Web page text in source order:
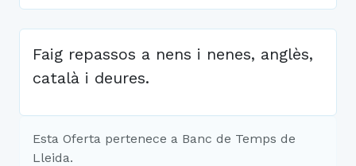
Faig repassos a nens i nenes, anglès,
català i deures.
Esta Oferta pertenece a Banc de Temps de
Lleida.